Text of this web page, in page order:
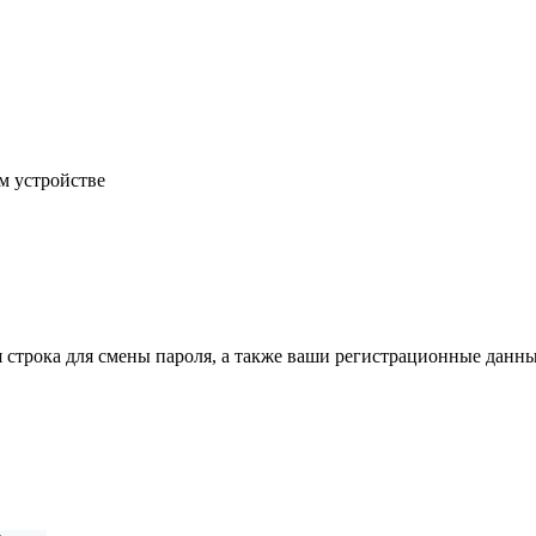
устройстве
строка для смены пароля, а также ваши регистрационные